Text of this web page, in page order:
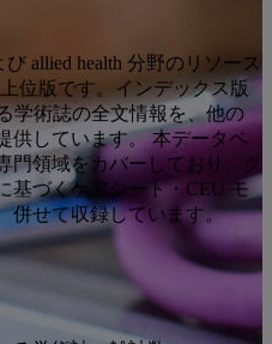
allied health 分野のリソース
位版です。インデックス版
学術誌の全文情報を、他の
供しています。 本データベ
門領域をカバーしており、ク
基づくケアシート・CEU モ
併せて収録しています。